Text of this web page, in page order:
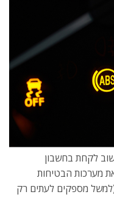
לקחת בחשבון
מערכות הבטיחות
(למשל מספקים לעתים רק